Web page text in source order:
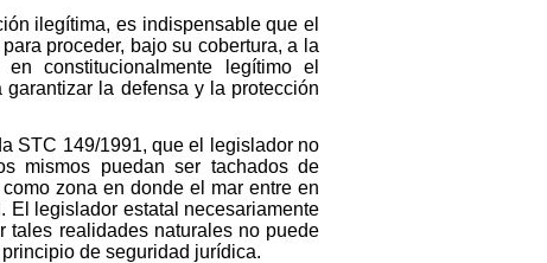
ilegítima, es indispensable que el
proceder, bajo su cobertura, a la
constitucionalmente legítimo el
la defensa y la protección
STC 149/1991, que el legislador no
mismos puedan ser tachados de
zona en donde el mar entre en
El legislador estatal necesariamente
tales realidades naturales no puede
de seguridad jurídica.